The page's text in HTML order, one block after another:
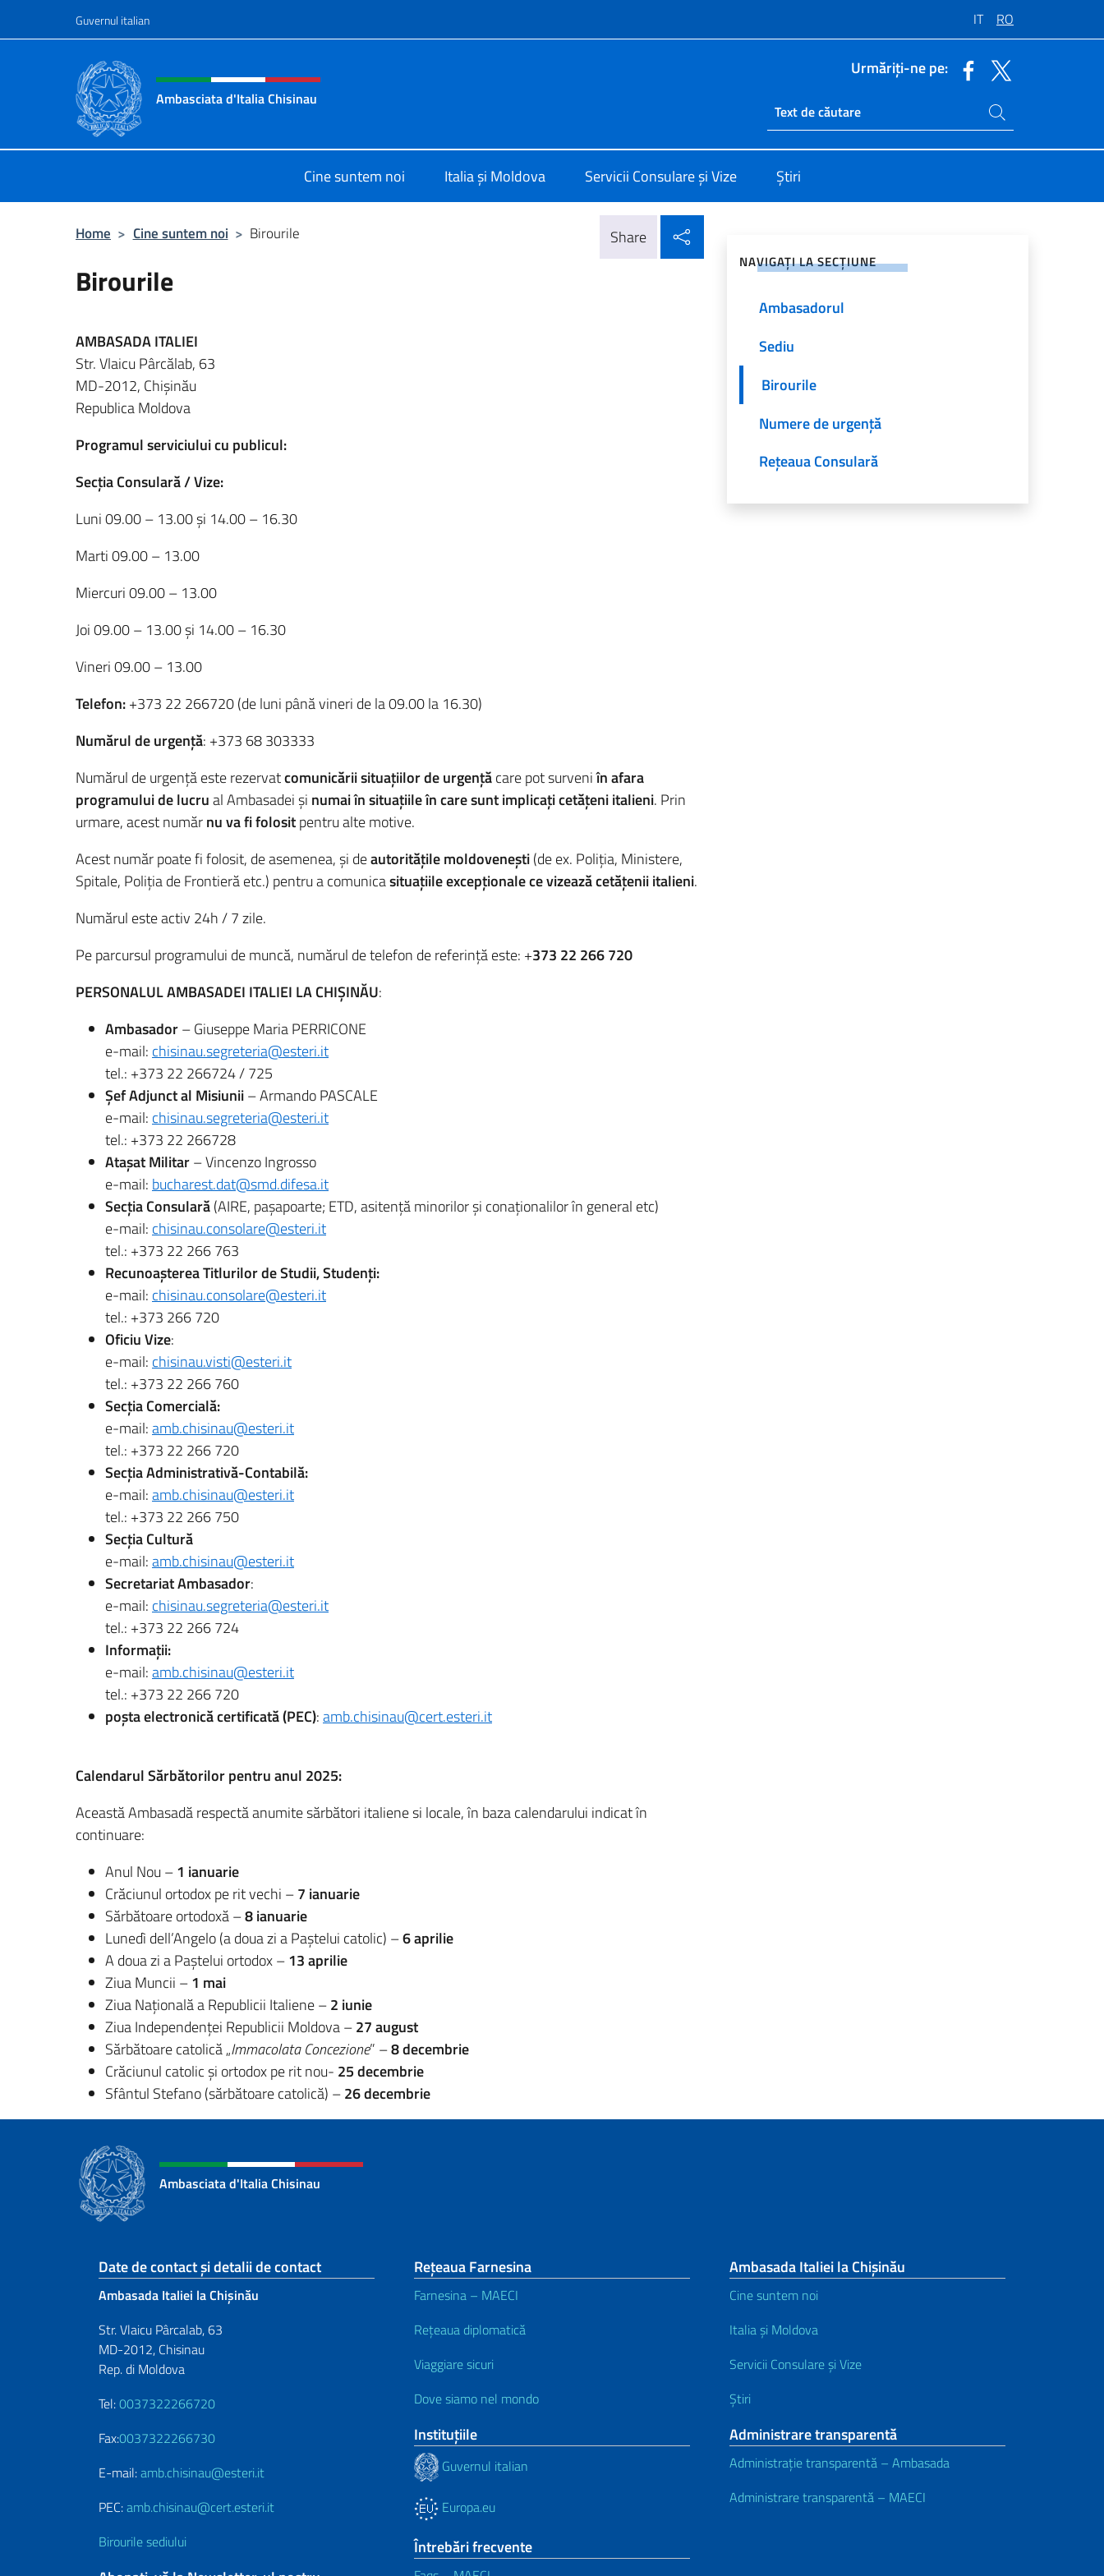
Guvernul italian IT RO
Header, social and menu of site
Ambasciata d'Italia Chisinau
Urmăriți-ne pe:
Ricerca sito live
Caută pe site
Cine suntem noi Italia și Moldova Servicii Consulare și Vize Știri
Home > Cine suntem noi > Birourile Share
Birourile
AMBASADA ITALIEI
Str. Vlaicu Pârcălab, 63
MD-2012, Chişinău
Republica Moldova
Programul serviciului cu publicul:
Secția Consulară / Vize:
Luni 09.00 – 13.00 și 14.00 – 16.30
Marti 09.00 – 13.00
Miercuri 09.00 – 13.00
Joi 09.00 – 13.00 și 14.00 – 16.30
Vineri 09.00 – 13.00
Telefon:+373 22 266720 (de luni până vineri de la 09.00 la 16.30)
Numărul de urgență: +373 68 303333
Numărul de urgență este rezervatcomunicării situațiilor de urgențăcare pot surveniîn afara
programului de lucrual Ambasadei și numai în situațiile în care sunt implicați cetățeni italieni. Prin
urmare, acest numărnu va fi folositpentru alte motive.
Acest număr poate fi folosit, de asemenea, și deautoritățile moldovenești(de ex. Poliția, Ministere,
Spitale, Poliția de Frontieră etc.) pentru a comunicasituațiile excepționale ce vizează cetățenii italieni.
Numărul este activ 24h / 7 zile.
Pe parcursul programului de muncă, numărul de telefon de referință este: +373 22 266 720
PERSONALUL AMBASADEI ITALIEI LA CHIȘINĂU:
Ambasador– Giuseppe Maria PERRICONE
e-mail: chisinau.segreteria@esteri.it
tel.: +373 22 266724 / 725
Șef Adjunct al Misiunii– Armando PASCALE
e-mail: chisinau.segreteria@esteri.it
tel.: +373 22 266728
Atașat Militar– Vincenzo Ingrosso
e-mail: bucharest.dat@smd.difesa.it
Secția Consulară(AIRE, pașapoarte; ETD, asitență minorilor și conaționalilor în general etc)
e-mail: chisinau.consolare@esteri.it
tel.: +373 22 266 763
Recunoașterea Titlurilor de Studii, Studenți:
e-mail: chisinau.consolare@esteri.it
tel.: +373 266 720
Oficiu Vize:
e-mail: chisinau.visti@esteri.it
tel.: +373 22 266 760
Secția Comercială:
e-mail:amb.chisinau@esteri.it
tel.: +373 22 266 720
Secția Administrativă-Contabilă:
e-mail:amb.chisinau@esteri.it
tel.: +373 22 266 750
Secția Cultură
e-mail:amb.chisinau@esteri.it
Secretariat Ambasador:
e-mail: chisinau.segreteria@esteri.it
tel.: +373 22 266 724
Informații:
e-mail:amb.chisinau@esteri.it
tel.: +373 22 266 720
poșta electronică certificată (PEC):amb.chisinau@cert.esteri.it
Calendarul Sărbătorilor pentru anul 2025:
Această Ambasadă respectă anumite sărbători italiene si locale, în baza calendarului indicat în
continuare:
Anul Nou –1 ianuarie
Crăciunul ortodox pe rit vechi –7 ianuarie
Sărbătoare ortodoxă –8 ianuarie
Lunedì dell’Angelo (a doua zi a Paştelui catolic) –6 aprilie
A doua zi a Paștelui ortodox –13 aprilie
Ziua Muncii –1 mai
Ziua Naţională a Republicii Italiene –2 iunie
Ziua Independenţei Republicii Moldova –27 august
Sărbătoare catolică „Immacolata Concezione” –8 decembrie
Crăciunul catolic şi ortodox pe rit nou- 25 decembrie
Sfântul Stefano (sărbătoare catolică) –26 decembrie
NAVIGAȚI LA SECȚIUNE
Ambasadorul
Sediu
Birourile
Numere de urgență
Rețeaua Consulară
Ambasciata d'Italia Chisinau
Footer section
Date de contact și detalii de contact
Ambasada Italiei la Chișinău
Str. Vlaicu Pârcalab, 63
MD-2012, Chisinau
Rep. di Moldova
Tel:0037322266720
Fax:0037322266730
E-mail:amb.chisinau@esteri.it
PEC:amb.chisinau@cert.esteri.it
Birourile sediului
Rețeaua Farnesina
Farnesina – MAECI
Rețeaua diplomatică
Viaggiare sicuri
Dove siamo nel mondo
Instituţiile
Guvernul italian
Europa.eu
Întrebări frecvente
Ambasada Italiei la Chișinău
Cine suntem noi
Italia și Moldova
Servicii Consulare și Vize
Știri
Administrare transparentă
Administrație transparentă – Ambasada
Administrare transparentă – MAECI